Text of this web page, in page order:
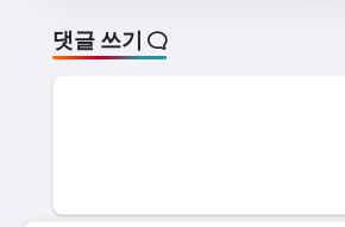
댓글 쓰기